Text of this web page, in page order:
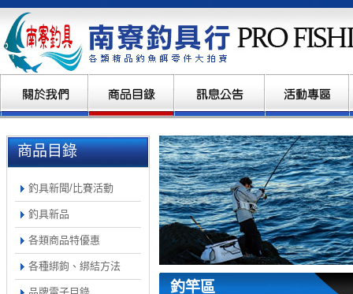
商品目錄
釣具新聞/比賽活動
釣具新品
各類商品特優惠
各種綁鉤、綁結方法
釣竿區